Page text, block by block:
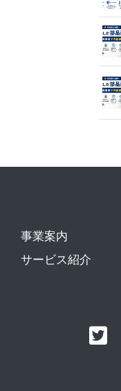
事業案内
サービス紹介